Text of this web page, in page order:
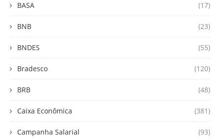
BASA (17)
BNB (23)
BNDES (55)
Bradesco (120)
BRB (48)
Caixa Econômica (381)
Campanha Salarial (93)